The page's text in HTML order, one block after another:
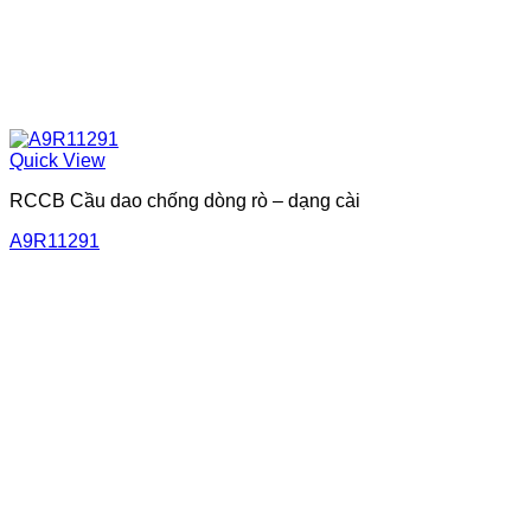
Quick View
RCCB Cầu dao chống dòng rò – dạng cài
A9R11291